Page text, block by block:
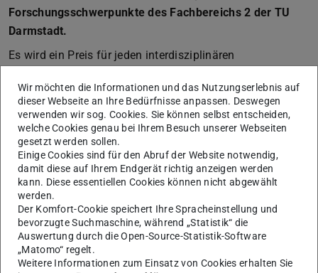
Forschungsschwerpunkte des Fachbereichs 2 der TU
Darmstadt.
Es wird ein Preis für jeden interdisziplinären
Masterarbeiten-Preis wird jeweils eine empirisch,
methodisch und/oder theoretisch herausragende
MasterThesis ausgezeichnet, die sich grundlegend mit
Fragen der „Digital Humanities“, der „Stadtforschung“
oder der „Transformation der Energie- und Klimapolitik“
auseinandersetzt. Die drei Preise werden auf der
jährlichen
Absolvent:innenfeier des Fachbereichs 2
vergeben, zum sechsten Mal am 5. Februar 2026.
Preisvergabe und Preisgeld
Über die Preisvergabe entscheidet eine Jury. Das
Wir möchten die Informationen und das Nutzungserlebnis auf
dieser Webseite an Ihre Bedürfnisse anpassen. Deswegen
verwenden wir sog. Cookies. Sie können selbst entscheiden,
welche Cookies genau bei Ihrem Besuch unserer Webseiten
gesetzt werden sollen.
Einige Cookies sind für den Abruf der Website notwendig,
damit diese auf Ihrem Endgerät richtig anzeigen werden
kann. Diese essentiellen Cookies können nicht abgewählt
werden.
Der Komfort-Cookie speichert Ihre Spracheinstellung und
bevorzugte Suchmaschine, während „Statistik“ die
Auswertung durch die Open-Source-Statistik-Software
„Matomo“ regelt.
Weitere Informationen zum Einsatz von Cookies erhalten Sie